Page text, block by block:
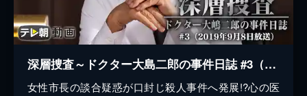
深層捜査～ドクター大島二郎の事件日誌 #3（2019年9月8日放送）
女性市長の談合疑惑が口封じ殺人事件へ発展!?心の医